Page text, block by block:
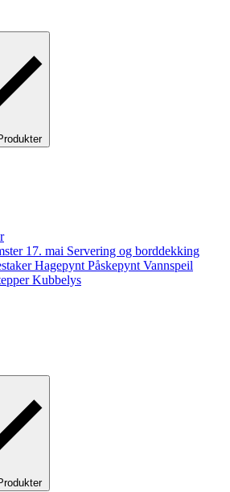
17. mai Servering og borddekking
Hagepynt Påskepynt Vannspeil
Kubbelys